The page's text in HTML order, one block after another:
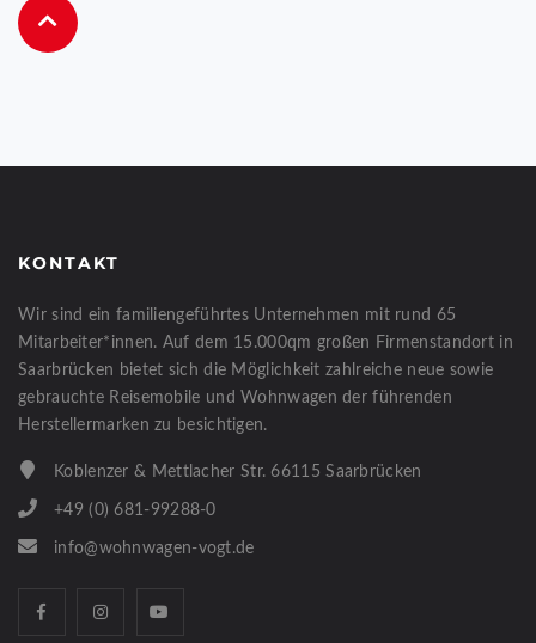
KONTAKT
Wir sind ein familiengeführtes Unternehmen mit rund 65
Mitarbeiter*innen. Auf dem 15.000qm großen Firmenstandort in
Saarbrücken bietet sich die Möglichkeit zahlreiche neue sowie
gebrauchte Reisemobile und Wohnwagen der führenden
Herstellermarken zu besichtigen.
Koblenzer & Mettlacher Str. 66115 Saarbrücken
+49 (0) 681-99288-0
info@wohnwagen-vogt.de